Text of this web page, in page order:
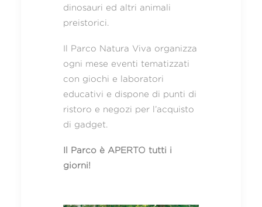
dinosauri ed altri animali
preistorici.
Il Parco Natura Viva organizza
ogni mese eventi tematizzati
con giochi e laboratori
educativi e dispone di punti di
ristoro e negozi per l’acquisto
di gadget.
Il Parco è APERTO tutti i
giorni!